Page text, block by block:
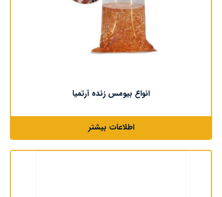
انواع بیومس زنده آرتمیا
اطلاعات بیشتر